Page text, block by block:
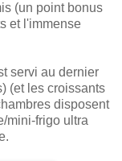
(un point bonus
et l'immense
servi au dernier
(et les croissants
disposent
mini-frigo ultra